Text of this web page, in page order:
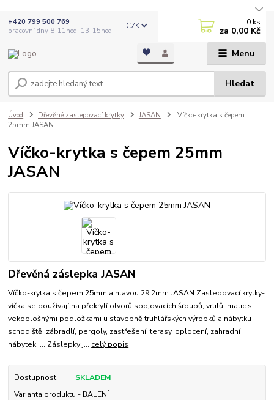
Menu
CZK
Hledat
+420 799 500 769
pracovní dny 8-11hod.,13-15hod.
0 ks
za 0,00 Kč
Úvod Dřevěné zaslepovací krytky JASAN
Víčko-krytka s čepem
25mm JASAN
Víčko-krytka s čepem 25mm
JASAN
Dřevěná záslepka JASAN
Víčko-krytka s čepem 25mm a hlavou 29,2mm JASAN Zaslepovací krytky-
víčka se používají na překrytí otvorů spojovacích šroubů, vrutů, matic s
vekoplošnými podložkami u stavebně truhlářských výrobků a nábytku -
schodiště, zábradlí, pergoly, zastřešení, terasy, oplocení, zahradní
nábytek, ... Záslepky j... celý popis
Dostupnost
SKLADEM
Varianta produktu - BALENÍ